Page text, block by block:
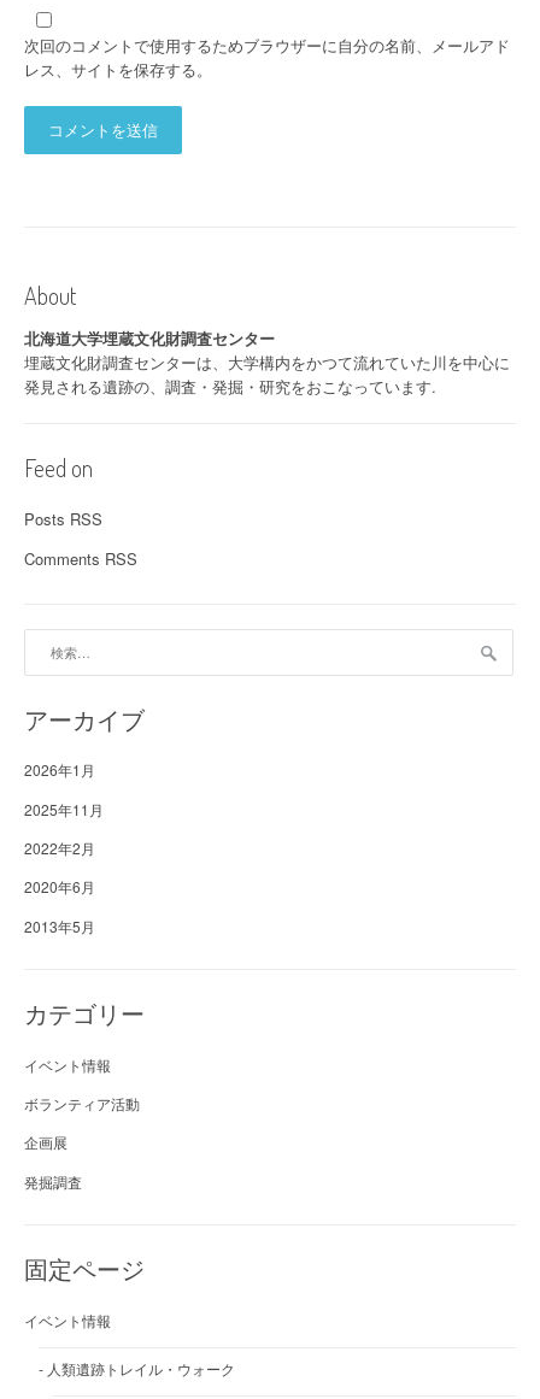
次回のコメントで使用するためブラウザーに自分の名前、メールアド
レス、サイトを保存する。
About
北海道大学埋蔵文化財調査センター
埋蔵文化財調査センターは、大学構内をかつて流れていた川を中心に
発見される遺跡の、調査・発掘・研究をおこなっています.
Feed on
Posts RSS
Comments RSS
アーカイブ
2026年1月
2025年11月
2022年2月
2020年6月
2013年5月
カテゴリー
イベント情報
ボランティア活動
企画展
発掘調査
固定ページ
イベント情報
人類遺跡トレイル・ウォーク